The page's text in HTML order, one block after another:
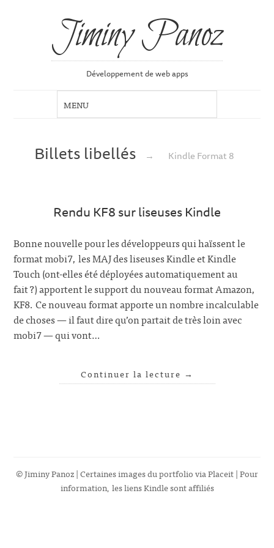
Jiminy Panoz
Développement de web apps
Billets libellés → Kindle Format 8
Rendu KF8 sur liseuses Kindle
Bonne nouvelle pour les développeurs qui haïssent le
format mobi7, les MAJ des liseuses Kindle et Kindle
Touch (ont-elles été déployées automatiquement au
fait ?) apportent le support du nouveau format Amazon,
KF8. Ce nouveau format apporte un nombre incalculable
de choses — il faut dire qu’on partait de très loin avec
mobi7 — qui vont…
Continuer la lecture →
© Jiminy Panoz | Certaines images du portfolio viaPlaceit| Pour
information, les liens Kindle sont affiliés